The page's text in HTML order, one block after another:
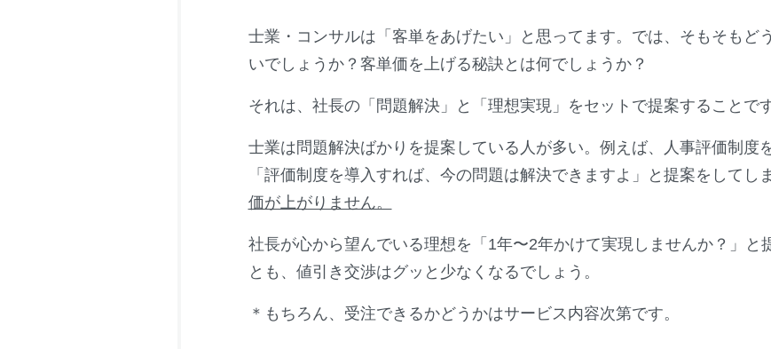
士業・コンサルは「客単をあげたい」と思ってます。では、そもそもど
いでしょうか？客単価を上げる秘訣とは何でしょうか？
それは、社長の「問題解決」と「理想実現」をセットで提案することです
士業は問題解決ばかりを提案している人が多い。例えば、人事評価制度
「評価制度を導入すれば、今の問題は解決できますよ」と提案をしてし
価が上がりません。
社長が心から望んでいる理想を「1年〜2年かけて実現しませんか？」と
とも、値引き交渉はグッと少なくなるでしょう。
＊もちろん、受注できるかどうかはサービス内容次第です。